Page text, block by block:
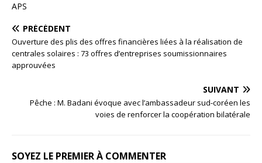
APS
PRÉCÉDENT
Ouverture des plis des offres financières liées à la réalisation de
centrales solaires : 73 offres d’entreprises soumissionnaires
approuvées
SUIVANT
Pêche : M. Badani évoque avec l’ambassadeur sud-coréen les
voies de renforcer la coopération bilatérale
SOYEZ LE PREMIER À COMMENTER